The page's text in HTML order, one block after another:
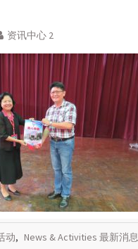
资讯中心 2
动, News & Activities 最新消息